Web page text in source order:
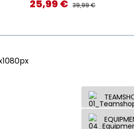
Verkaufspreis:
25,99 € REGULÄRER PREIS:
39,99 €